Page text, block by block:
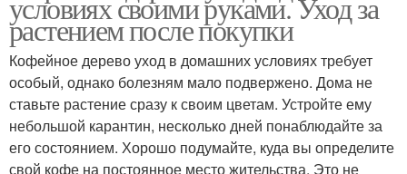
условиях своими руками. Уход за
растением после покупки
Кофейное дерево уход в домашних условиях требует
особый, однако болезням мало подвержено. Дома не
ставьте растение сразу к своим цветам. Устройте ему
небольшой карантин, несколько дней понаблюдайте за
его состоянием. Хорошо подумайте, куда вы определите
свой кофе на постоянное место жительства. Это не